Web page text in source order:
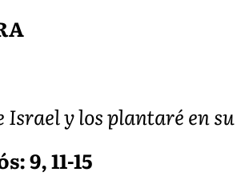
y los plantaré en
9, 11-15